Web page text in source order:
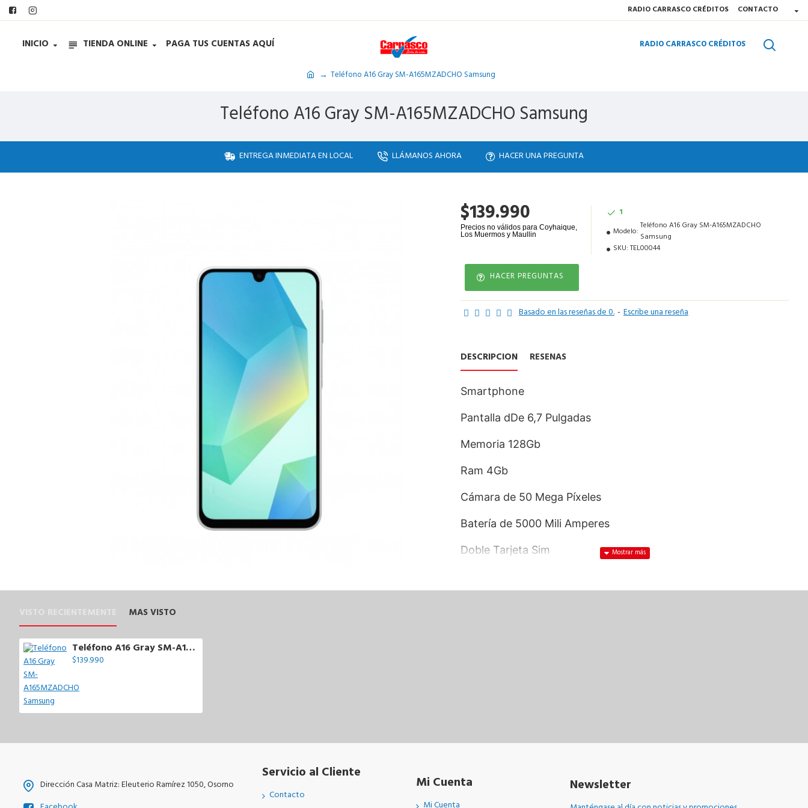
RADIO CARRASCO CRÉDITOS CONTACTO
INICIO TIENDA ONLINE PAGA TUS CUENTAS AQUÍ RADIO CARRASCO CRÉDITOS
Teléfono A16 Gray SM-A165MZADCHO Samsung
Teléfono A16 Gray SM-A165MZADCHO Samsung
ENTREGA INMEDIATA EN LOCAL LLÁMANOS AHORA HACER UNA PREGUNTA
Basado en las reseñas de 0.- Escribe una reseña
$139.990
1
Modelo:Teléfono A16 Gray SM-A165MZADCHO
Samsung
SKU:TEL00044
HACER PREGUNTAS
DESCRIPCIÓN RESEÑAS
Smartphone
Pantalla dDe 6,7 Pulgadas
Memoria 128Gb
Ram 4Gb
Cámara de 50 Mega Píxeles
Batería de 5000 Mili Amperes
Doble Tarjeta Sim
MAS VISTO
Teléfono A16 Gray SM-A165MZADCHO Samsung
$139.990
Dirección Casa Matriz: Eleuterio Ramírez 1050, Osorno
Servicio al Cliente
Contacto
Mi Cuenta Newsletter